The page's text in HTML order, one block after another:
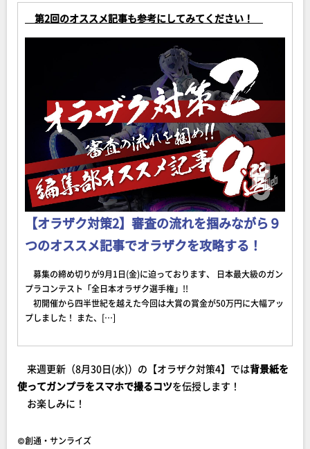
第2回のオススメ記事も参考にしてみてください！
【オラザク対策2】審査の流れを掴みながら９
つのオススメ記事でオラザクを攻略する！
募集の締め切りが9月1日(金)に迫っております、 日本最大級のガン
プラコンテスト「全日本オラザク選手権」!!
初開催から四半世紀を越えた今回は大賞の賞金が50万円に大幅アッ
プしました！ また、[…]
来週更新（8月30日(水)）の【オラザク対策4】では背景紙を
使ってガンプラをスマホで撮るコツを伝授します！
お楽しみに！
©創通・サンライズ